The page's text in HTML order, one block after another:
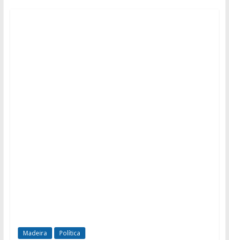
Madeira Política